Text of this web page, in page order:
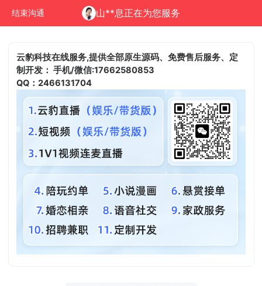
结束沟通 山**息正在为您服务
云豹科技在线服务,提供全部原生源码、免费售后服务、定
制开发：手机/微信:17662580853
QQ：2466131704